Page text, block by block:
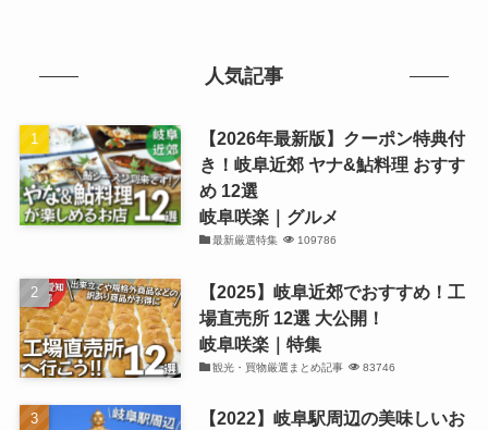
人気記事
【2026年最新版】クーポン特典付
き！岐阜近郊 ヤナ&鮎料理 おすす
め 12選
岐阜咲楽｜グルメ
最新厳選特集 109786
【2025】岐阜近郊でおすすめ！工
場直売所 12選 大公開！
岐阜咲楽｜特集
観光・買物厳選まとめ記事 83746
【2022】岐阜駅周辺の美味しいお